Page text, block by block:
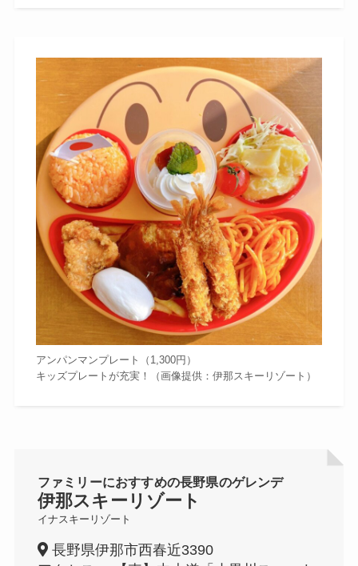
アンパンマンプレート（1,300円）
キッズプレートが充実！（画像提供：伊那スキーリゾート）
ファミリーにおすすめの長野県のゲレンデ
伊那スキーリゾート
イナスキーリゾート
長野県伊那市西春近3390